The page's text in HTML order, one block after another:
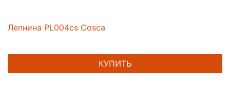
Лепнина PL004cs Cosca
КУПИТЬ